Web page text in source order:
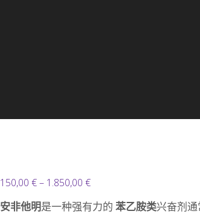
150,00€– 1.850,00€价
格
安非他明是一种强有力的苯乙胺类兴奋剂